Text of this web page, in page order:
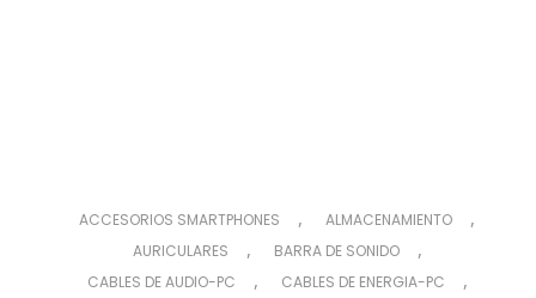
ACCESORIOS SMARTPHONES , ALMACENAMIENTO ,
AURICULARES , BARRA DE SONIDO ,
CABLES DE AUDIO-PC , CABLES DE ENERGIA-PC ,